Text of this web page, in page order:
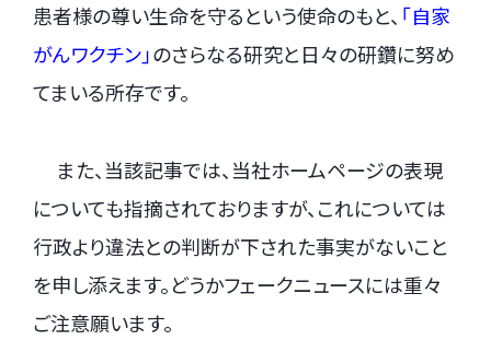
患者様の尊い生命を守るという使命のもと、 「自家
がんワクチン」のさらなる研究と日々の研鑽に努め
てまいる所存です。
また、当該記事では、当社ホームページの表現
についても指摘されておりますが、これについては
行政より違法との判断が下された事実がないこと
を申し添えます。どうかフェークニュースには重々
ご注意願います。